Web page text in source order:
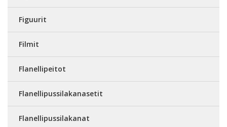
Figuurit
Filmit
Flanellipeitot
Flanellipussilakanasetit
Flanellipussilakanat